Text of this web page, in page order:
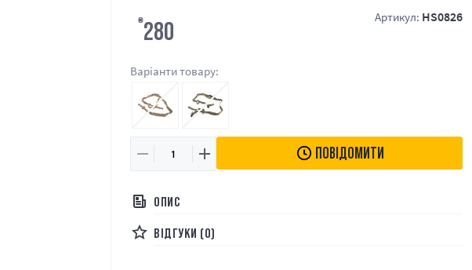
₴280 Артикул: HS0826
Варіанти товару:
ПОВІДОМИТИ
ОПИС
ВІДГУКИ (0)